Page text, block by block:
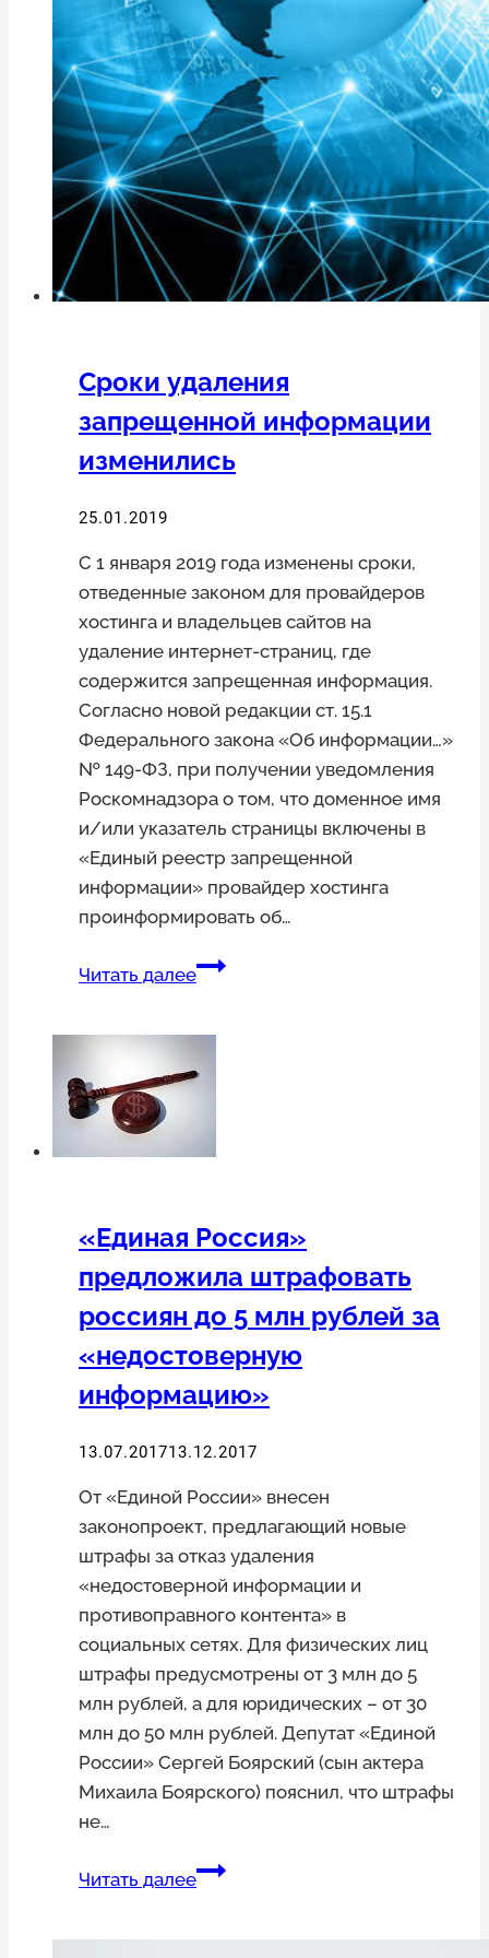
Сроки удаления
запрещенной информации
изменились
25.01.2019
С 1 января 2019 года изменены сроки,
отведенные законом для провайдеров
хостинга и владельцев сайтов на
удаление интернет-страниц, где
содержится запрещенная информация.
Согласно новой редакции ст. 15.1
Федерального закона «Об информации…»
№ 149-ФЗ, при получении уведомления
Роскомнадзора о том, что доменное имя
и/или указатель страницы включены в
«Единый реестр запрещенной
информации» провайдер хостинга
проинформировать об…
Читать далееСроки
изменились
«Единая Россия»
предложила штрафовать
россиян до 5 млн рублей за
«недостоверную
информацию»
13.07.201713.12.2017
От «Единой России» внесен
законопроект, предлагающий новые
штрафы за отказ удаления
«недостоверной информации и
противоправного контента» в
социальных сетях. Для физических лиц
штрафы предусмотрены от 3 млн до 5
млн рублей, а для юридических – от 30
млн до 50 млн рублей. Депутат «Единой
России» Сергей Боярский (сын актера
Михаила Боярского) пояснил, что штрафы
не…
Читать далее«Единая